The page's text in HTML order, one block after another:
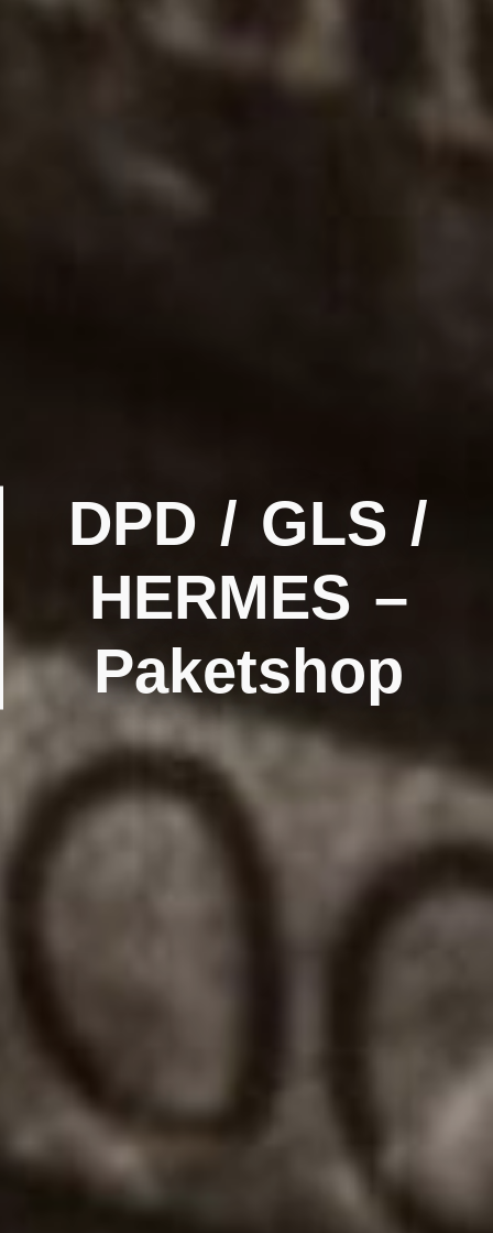
DPD / GLS /
HERMES –
Paketshop